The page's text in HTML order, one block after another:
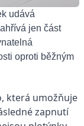
udává
jen část
oproti běžným
která umožňuje
zapnutí